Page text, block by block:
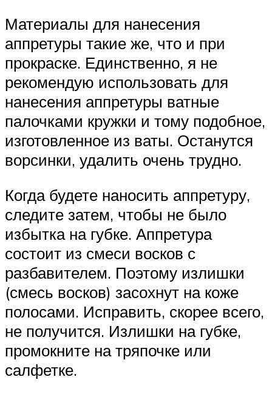
Материалы для нанесения
аппретуры такие же, что и при
прокраске. Единственно, я не
рекомендую использовать для
нанесения аппретуры ватные
палочками кружки и тому подобное,
изготовленное из ваты. Останутся
ворсинки, удалить очень трудно.
Когда будете наносить аппретуру,
следите затем, чтобы не было
избытка на губке. Аппретура
состоит из смеси восков с
разбавителем. Поэтому излишки
(смесь восков) засохнут на коже
полосами. Исправить, скорее всего,
не получится. Излишки на губке,
промокните на тряпочке или
салфетке.